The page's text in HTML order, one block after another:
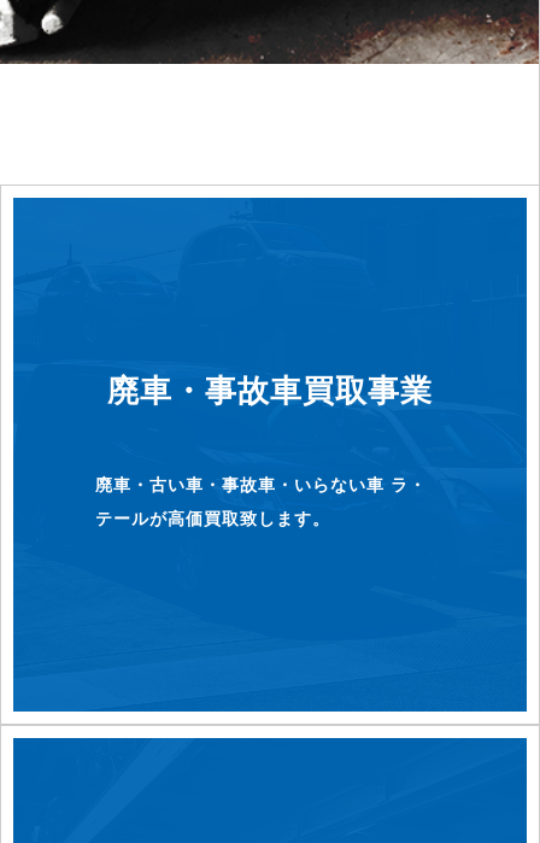
廃車・事故車買取事業
廃車・古い車・事故車・いらない車 ラ・
テールが高価買取致します。